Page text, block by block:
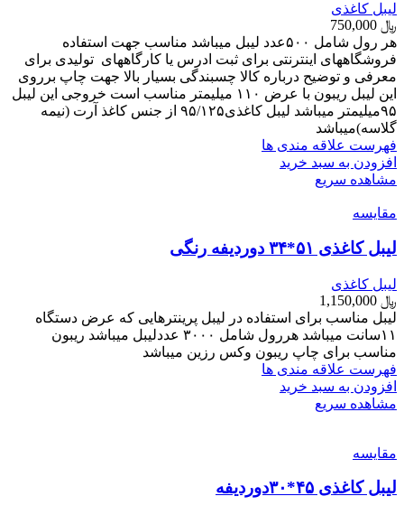
لیبل کاغذی
﷼
هر رول شامل ۵۰۰عدد لیبل میباشد مناسب جهت استفاده
فروشگاههای اینترنتی برای ثبت ادرس یا کارگاههای تولیدی برای
معرفی و توضیح درباره کالا چسبندگی بسیار بالا جهت چاپ برروی
این لیبل ریبون با عرض ۱۱۰ میلیمتر مناسب است خروجی این لیبل
۹۵میلیمتر میباشد لیبل کاغذی۹۵/۱۲۵ از جنس کاغذ آرت (نیمه
گلاسه)میباشد
فهرست علاقه مندی ها
افزودن به سبد خرید
مشاهده سریع
مقایسه
لیبل کاغذی ۵۱*۳۴ دوردیفه رنگی
لیبل کاغذی
﷼
لیبل مناسب برای استفاده در لیبل پرینترهایی که عرض دستگاه
۱۱سانت میباشد هررول شامل ۳۰۰۰ عددلیبل میباشد ریبون
مناسب برای چاپ ریبون وکس رزین میباشد
فهرست علاقه مندی ها
افزودن به سبد خرید
مشاهده سریع
مقایسه
لیبل کاغذی ۴۵*۳۰دوردیفه